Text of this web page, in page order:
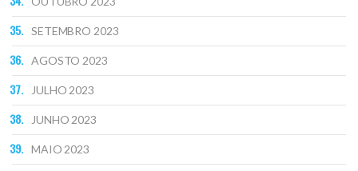
SETEMBRO 2023
AGOSTO 2023
JULHO 2023
JUNHO 2023
MAIO 2023